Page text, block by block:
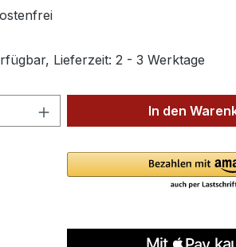
Lieferzeit: 2 - 3 Werktage
Gib denIn den